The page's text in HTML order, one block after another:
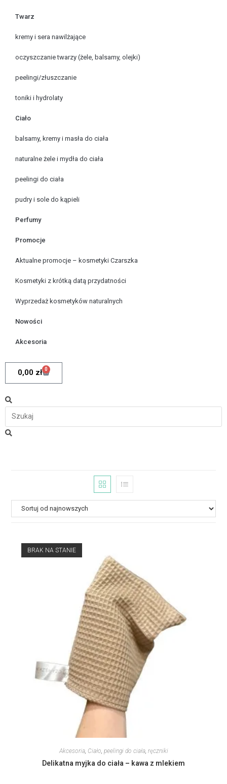
Twarz
kremy i sera nawilżające
oczyszczanie twarzy (żele, balsamy, olejki)
peelingi/złuszczanie
toniki i hydrolaty
Ciało
balsamy, kremy i masła do ciała
naturalne żele i mydła do ciała
peelingi do ciała
pudry i sole do kąpieli
Perfumy
Promocje
Aktualne promocje – kosmetyki Czarszka
Kosmetyki z krótką datą przydatności
Wyprzedaż kosmetyków naturalnych
Nowości
Akcesoria
0,00 zł 0
BRAK NA STANIE
Akcesoria, Ciało, peelingi do ciała, ręczniki
Delikatna myjka do ciała – kawa z mlekiem